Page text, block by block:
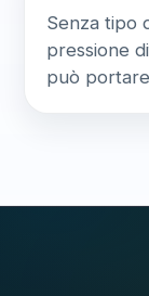
Senza tipo
pressione
può